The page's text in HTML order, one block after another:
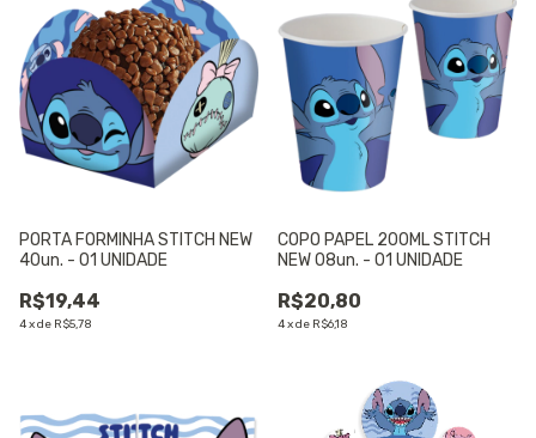
PORTA FORMINHA STITCH NEW
40un. - 01 UNIDADE
R$19,44
4xde R$5,78
COPO PAPEL 200ML STITCH
NEW 08un. - 01 UNIDADE
R$20,80
4xde R$6,18